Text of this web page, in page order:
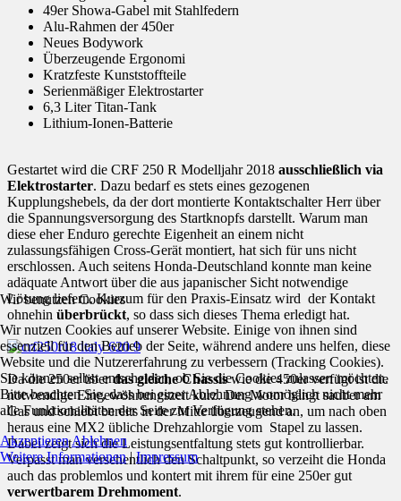
49er Showa-Gabel mit Stahlfedern
Alu-Rahmen der 450er
Neues Bodywork
Überzeugende Ergonomi
Kratzfeste Kunststoffteile
Serienmäßiger Elektrostarter
6,3 Liter Titan-Tank
Lithium-Ionen-Batterie
Gestartet wird die CRF 250 R Modelljahr 2018 ausschließlich via
Elektrostarter. Dazu bedarf es stets eines gezogenen
Kupplungshebels, da der dort montierte Kontaktschalter Herr über
die Spannungsversorgung des Startknopfs darstellt. Warum man
diese eher Enduro gerechte Eigenheit an einem nicht
zulassungsfähigen Cross-Gerät montiert, hat sich für uns nicht
erschlossen. Auch seitens Honda-Deutschland konnte man keine
adäquate Antwort über die aus japanischer Sicht notwendige
Lösung liefern. Kurzum für den Praxis-Einsatz wird der Kontakt
ohnehin überbrückt, so dass sich dieses Thema erledigt hat.
Da die 250er überdas gleiche Chassiswie die 450er verfügt ist die
notwendige Eingewöhnungszeit kurz. Der Motor hängt sauber am
Gas und schiebt bereits in der Mitte überzeugend an, um nach oben
heraus eine MX2 übliche Drehzahlorgie vom Stapel zu lassen.
Dabei zeigt sich die Leistungsentfaltung stets gut kontrollierbar.
Verpasst man versehentlich den Schaltpunkt, so verzeiht die Honda
auch das problemlos und kontert mit ihrem für eine 250er gut
verwertbarem Drehmoment.
Wir benutzen Cookies
Wir nutzen Cookies auf unserer Website. Einige von ihnen sind
essenziell für den Betrieb der Seite, während andere uns helfen, diese
Website und die Nutzererfahrung zu verbessern (Tracking Cookies).
Sie können selbst entscheiden, ob Sie die Cookies zulassen möchten.
Bitte beachten Sie, dass bei einer Ablehnung womöglich nicht mehr
alle Funktionalitäten der Seite zur Verfügung stehen.
Akzeptieren Ablehnen
Weitere Informationen|Impressum